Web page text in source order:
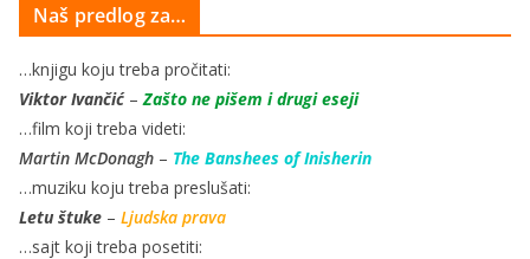
Naš predlog za…
…knjigu koju treba pročitati:
Viktor Ivančić–Zašto ne pišem i drugi eseji
…film koji treba videti:
Martin McDonagh – The Banshees of Inisherin
…muziku koju treba preslušati:
Letu štuke – Ljudska prava
…sajt koji treba posetiti: